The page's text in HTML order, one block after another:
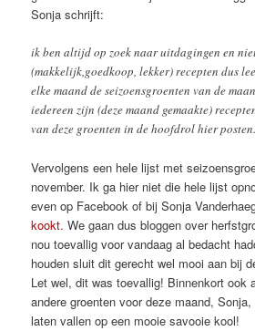
Sonja schrijft:
ik ben altijd op zoek naar uitdagingen en
(makkelijk,goedkoop, lekker) recepten dus
elke maand de seizoensgroenten van de
iedereen zijn (deze maand gemaakte)
van deze groenten in de hoofdrol hier
Vervolgens een hele lijst met
november. Ik ga hier niet die hele lijst
even op Facebook of bij Sonja
kookt. We gaan dus bloggen over
nou toevallig voor vandaag al bedacht
houden sluit dit gerecht wel mooi aan bij
Let wel, dit was toevallig! Binnenkort ook
andere groenten voor deze maand,
laten vallen op een mooie savooie kool!